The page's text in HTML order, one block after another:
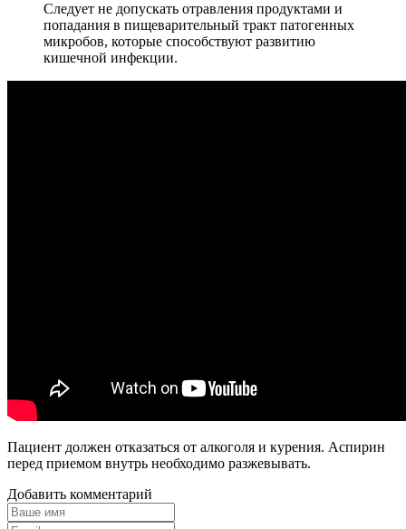
Следует не допускать отравления продуктами и
попадания в пищеварительный тракт патогенных
микробов, которые способствуют развитию
кишечной инфекции.
Пациент должен отказаться от алкоголя и курения. Аспирин
перед приемом внутрь необходимо разжевывать.
Добавить комментарий